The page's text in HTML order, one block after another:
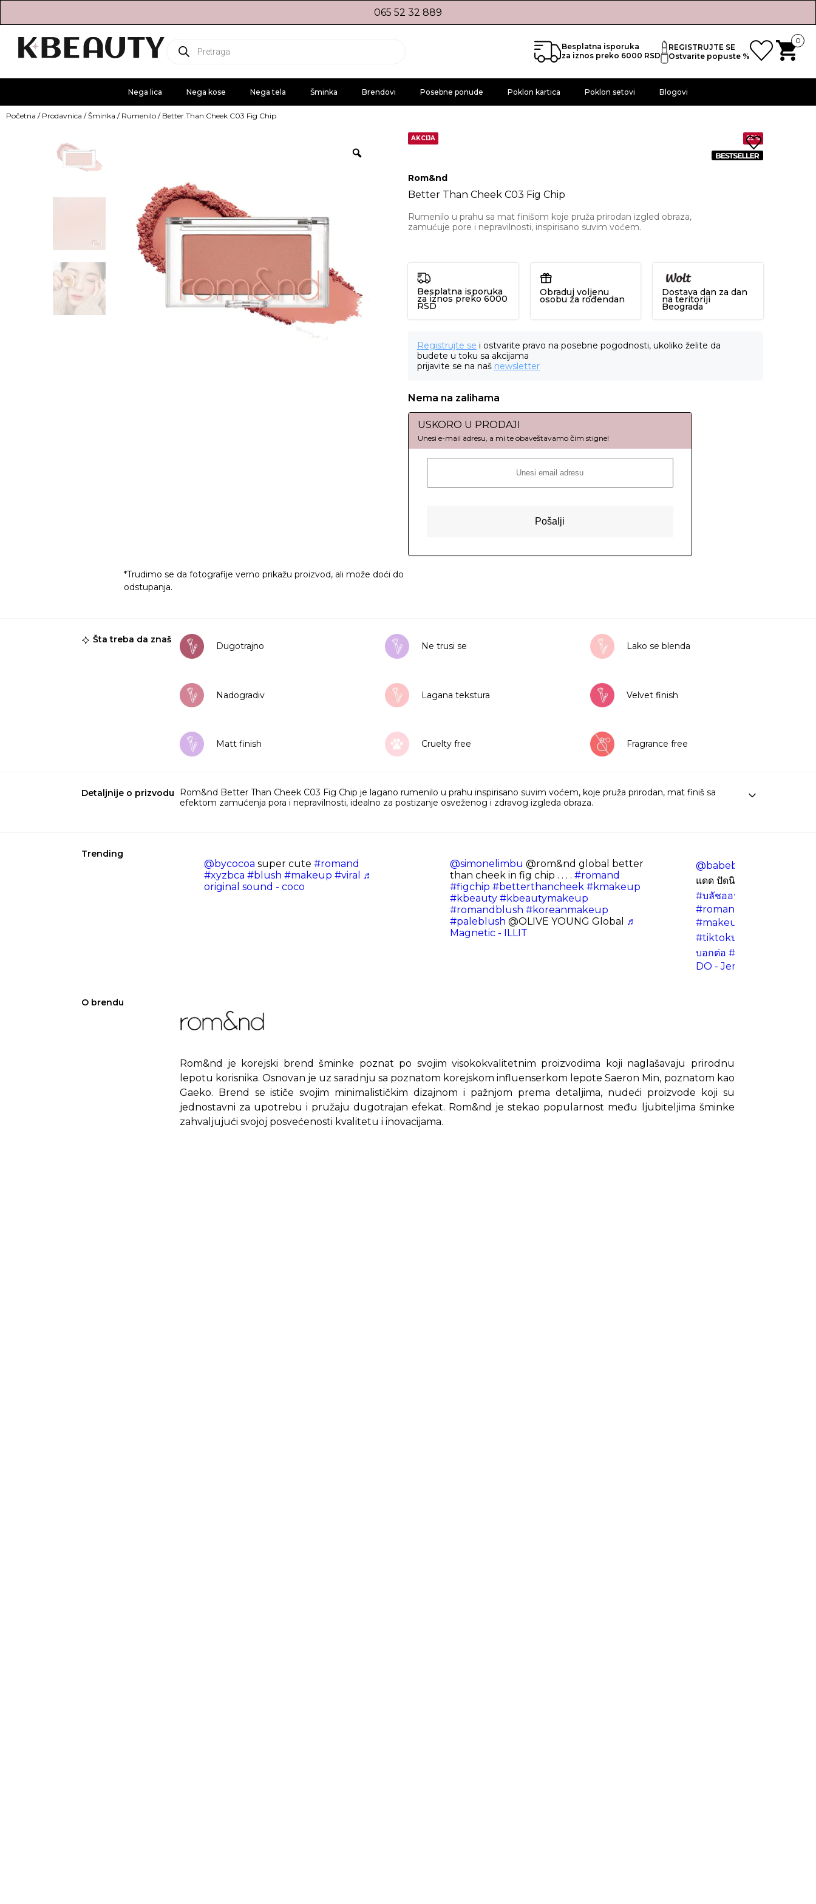
065 52 32 889
Products
search
Besplatna isporuka
za iznos preko 6000 RSD
REGISTRUJTE SE
Ostvarite popuste %
0
Nega lica Nega kose Nega tela Šminka Brendovi Posebne ponude Poklon kartica Poklon setovi Blogovi
Početna / Prodavnica /Šminka / Rumenilo / Better Than Cheek C03 Fig Chip
AKCIJA 25%
Rom&nd
Better Than Cheek C03 Fig Chip
Rumenilo u prahu sa mat finišom koje pruža prirodan izgled obraza,
zamućuje pore i nepravilnosti, inspirisano suvim voćem.
Besplatna isporuka
za iznos preko 6000
RSD
Obraduj voljenu
osobu za rođendan
Dostava dan za dan
na teritoriji
Beograda
Registrujte se i ostvarite pravo na posebne pogodnosti, ukoliko želite da
budete u toku sa akcijama
prijavite se na naš newsletter
Nema na zalihama
USKORO U PRODAJI
*Trudimo se da fotografije verno prikažu proizvod, ali može doći do
odstupanja.
Šta treba da znaš
Dugotrajno Ne trusi se Lako se blenda
Nadogradiv Lagana tekstura Velvet finish
Matt finish Cruelty free Fragrance free
Detaljnije o prizvodu
Rom&nd Better Than Cheek C03 Fig Chip je lagano rumenilo u prahu inspirisano suvim voćem, koje pruža prirodan, mat finiš sa
efektom zamućenja pora i nepravilnosti, idealno za postizanje osveženog i zdravog izgleda obraza.
Trending
@bycocoa super cute #romand
#xyzbca #blush #makeup #viral
♬
original sound - coco
@simonelimbu @rom&nd global better
than cheek in fig chip . . . . #romand
#figchip #betterthancheek #kmakeup
#kbeauty #kbeautymakeup
#romandblush #koreanmakeup
#paleblush @OLIVE YOUNG Global
♬
Magnetic - ILLIT
@babebowboo
แดด ปัดนิดนึงก็พุ่งแล้ว ใช้ได้
#บลัชออน
#makeup
#tiktokบล็อกเกอร์
บอกต่อ #fyp
DO - Jeremiah Custodio
O brendu
Rom&nd je korejski brend šminke poznat po svojim visokokvalitetnim proizvodima koji naglašavaju prirodnu
lepotu korisnika. Osnovan je uz saradnju sa poznatom korejskom influenserkom lepote Saeron Min, poznatom kao
Gaeko. Brend se ističe svojim minimalističkim dizajnom i pažnjom prema detaljima, nudeći proizvode koji su
jednostavni za upotrebu i pružaju dugotrajan efekat. Rom&nd je stekao popularnost među ljubiteljima šminke
zahvaljujući svojoj posvećenosti kvalitetu i inovacijama.